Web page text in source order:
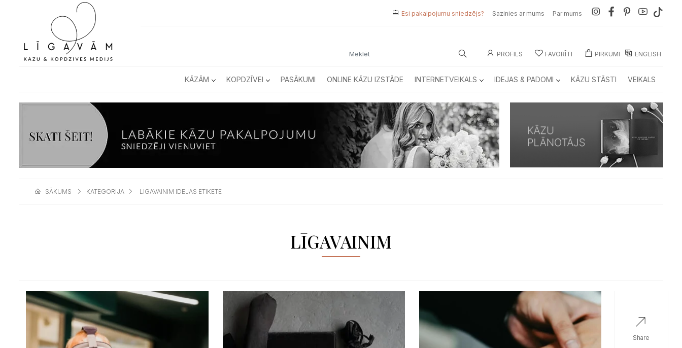
Esi pakalpojumu sniedzējs? Sazinies ar mums Par mums
PROFILS FAVORĪTI PIRKUMI ENGLISH
KĀZĀM KOPDZĪVEI PASĀKUMI ONLINE KĀZU IZSTĀDE INTERNETVEIKALS IDEJAS & PADOMI KĀZU STĀSTI VEIKALS
SĀKUMS KATEGORIJA LIGAVAINIM IDEJAS ETIKETE
LĪGAVAINIM
share